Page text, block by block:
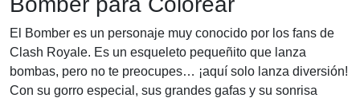
El Bomber es un personaje muy conocido por los fans de
Clash Royale. Es un esqueleto pequeñito que lanza
bombas, pero no te preocupes… ¡aquí solo lanza diversión!
Con su gorro especial, sus grandes gafas y su sonrisa